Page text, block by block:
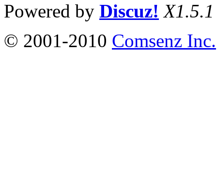
Powered by Discuz! X1.5.1
© 2001-2010 Comsenz Inc.